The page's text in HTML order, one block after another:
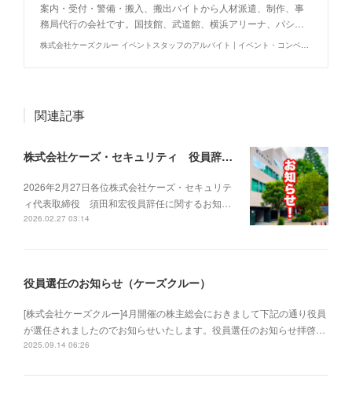
案内・受付・警備・搬入、搬出バイトから人材派遣、制作、事
務局代行の会社です。国技館、武道館、横浜アリーナ、パシ…
株式会社ケーズクルー イベントスタッフのアルバイト | イベント・コンベンションの運営制作警備事務局代行
関連記事
株式会社ケーズ・セキュリティ 役員辞任に関するお知らせ-2026.02.27
2026年2月27日各位株式会社ケーズ・セキュリテ
ィ代表取締役 須田和宏役員辞任に関するお知…
2026.02.27 03:14
役員選任のお知らせ（ケーズクルー）
[株式会社ケーズクルー]4月開催の株主総会におきまして下記の通り役員
が選任されましたのでお知らせいたします。役員選任のお知らせ拝啓…
2025.09.14 06:26